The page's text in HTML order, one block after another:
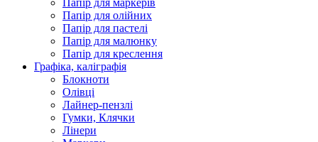
Папір для маркерів
Папір для олійних
Папір для пастелі
Папір для малюнку
Папір для креслення
Графіка, каліграфія
Блокноти
Олівці
Лайнер-пензлі
Гумки, Клячки
Лінери